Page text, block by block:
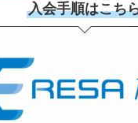
入会手順はこち